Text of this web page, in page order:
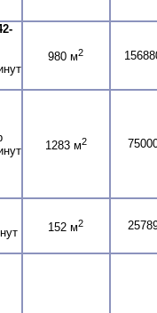
980 м2
1283 м2
152 м2